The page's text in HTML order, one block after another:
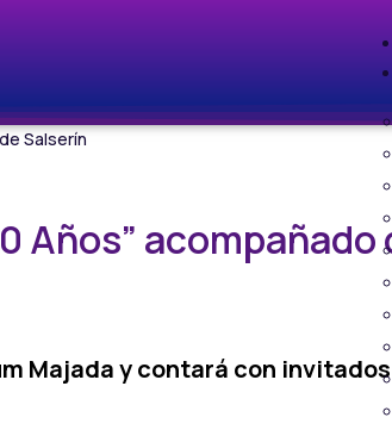
Años”
Majada y contará con